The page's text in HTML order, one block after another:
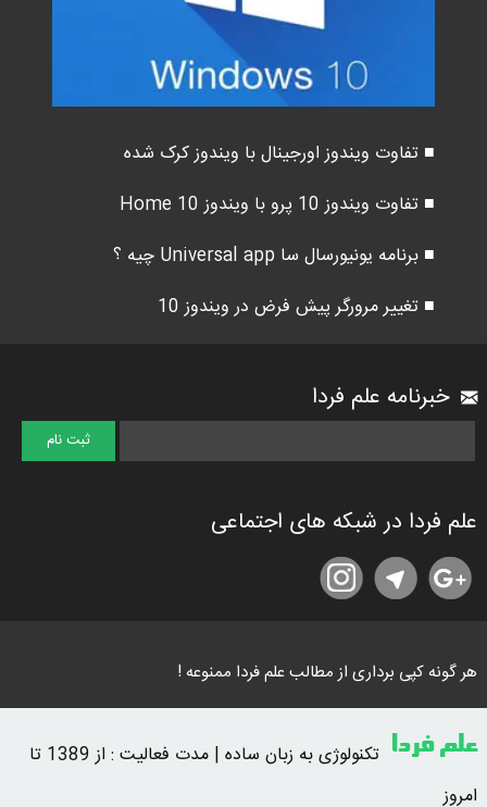
■ تفاوت ویندوز اورجینال با ویندوز کرک شده
■ تفاوت ویندوز 10 پرو با ویندوز 10 Home
■ برنامه یونیورسال سا Universal app چیه ؟
■ تغییر مرورگر پیش فرض در ویندوز 10
خبرنامه علم فردا
علم فردا در شبکه های اجتماعی
هر گونه کپی برداری از مطالب علم فردا ممنوعه !
علم فردا
تکنولوژی به زبان ساده | مدت فعالیت : از 1389 تا
امروز